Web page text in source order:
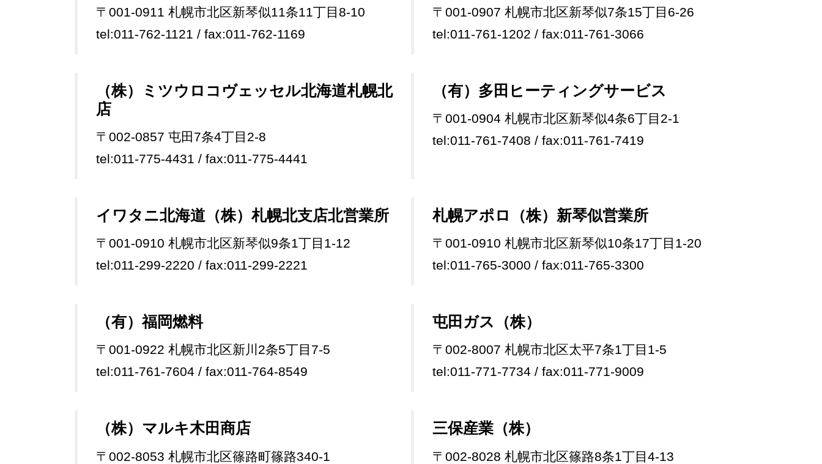
〒001-0911 札幌市北区新琴似11条11丁目8-10
tel:011-762-1121 / fax:011-762-1169
〒001-0907 札幌市北区新琴似7条15丁目6-26
tel:011-761-1202 / fax:011-761-3066
（株）ミツウロコヴェッセル北海道札幌北
店
〒002-0857 屯田7条4丁目2-8
tel:011-775-4431 / fax:011-775-4441
（有）多田ヒーティングサービス
〒001-0904 札幌市北区新琴似4条6丁目2-1
tel:011-761-7408 / fax:011-761-7419
イワタニ北海道（株）札幌北支店北営業所
〒001-0910 札幌市北区新琴似9条1丁目1-12
tel:011-299-2220 / fax:011-299-2221
札幌アポロ（株）新琴似営業所
〒001-0910 札幌市北区新琴似10条17丁目1-20
tel:011-765-3000 / fax:011-765-3300
（有）福岡燃料
〒001-0922 札幌市北区新川2条5丁目7-5
tel:011-761-7604 / fax:011-764-8549
屯田ガス（株）
〒002-8007 札幌市北区太平7条1丁目1-5
tel:011-771-7734 / fax:011-771-9009
（株）マルキ木田商店
〒002-8053 札幌市北区篠路町篠路340-1
三保産業（株）
〒002-8028 札幌市北区篠路8条1丁目4-13